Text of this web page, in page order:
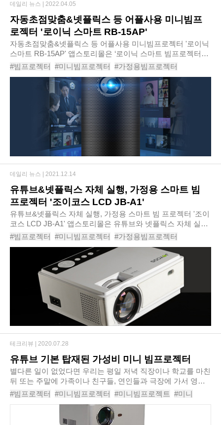
자동초점맞춤&넷플릭스 등 어플사용 미니빔프
로젝터 '로이닉 스마트 RB-15AP'
자동초점맞춤&넷플릭스 등 어플사용 미니빔프로젝터 '로이닉
스마트 RB-15AP' 앱스토리몰은 ‘로이닉 스마트 빔프로젝터
RB-15AP’를 신규 출시한다고 밝혔다. ‘로이닉 스마트 빔프로
#빔프로젝터 #미니빔프로젝터
#가정용빔프로젝터
#미니빔프로젝터 #빔프로젝트 #스마트빔
#휴대용빔프로젝터
#빔프로젝터 #빔프로젝터추천
#가정용빔프로젝터추천
데일리 뉴스 | 2022.04.05
유튜브&넷플릭스 자체 실행, 가정용 스마트 빔
프로젝터 '조이코스 LCD JB-A1'
유튜브&넷플릭스 자체 실행, 가정용 스마트 빔 프로젝터 '조이
코스 LCD JB-A1' 앱스토리몰은 유튜브와 넷플릭스 자체 실행
에 스마트폰 무선 미러링 기능까지 갖춘 ‘조이코스 LCD 스마
트 빔 프로젝터JB-A1’을 신규 출시한다..
#빔프로젝터 #미니빔프로젝터 #가정용빔프로젝터
#미니빔프로젝트 #빔프로젝트 #스마트빔
#가성비빔프로젝터 #빔프로젝터추천
#가정용빔프로젝터추천
데일리 뉴스 | 2021.12.14
유튜브 기본 탑재된 가성비 미니 빔프로젝터
별다른 일이 없었다면 우리는 평일 저녁 직장이나 학교를 마친
뒤 또는 주말에 가족이나 친구들, 연인들과 극장에 가서 영화
를 즐기곤 했을 것이다. 하지만 코로나19라는 별일이 생겨서
아직까지 밀폐되고 사람들이 몰리는 극..
#빔프로젝터 #미니빔프로젝터 #미니빔프로젝트 #미니
#빔프로젝트 #가성비빔프로젝터 #가성비 #유튜브
#가정용빔프로젝터
#마루느루sb830
테크리뷰 | 2020.07.28